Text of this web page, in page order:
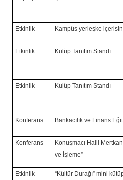
Etkinlik Kampüs yerleşke
Etkinlik Kulüp Tanıtım Standı
Etkinlik Kulüp Tanıtım Standı
Konferans Bankacılık ve Finans
Konferans
Konuşmacı Halil
ve İşleme”
Etkinlik “Kültür Durağı” mini